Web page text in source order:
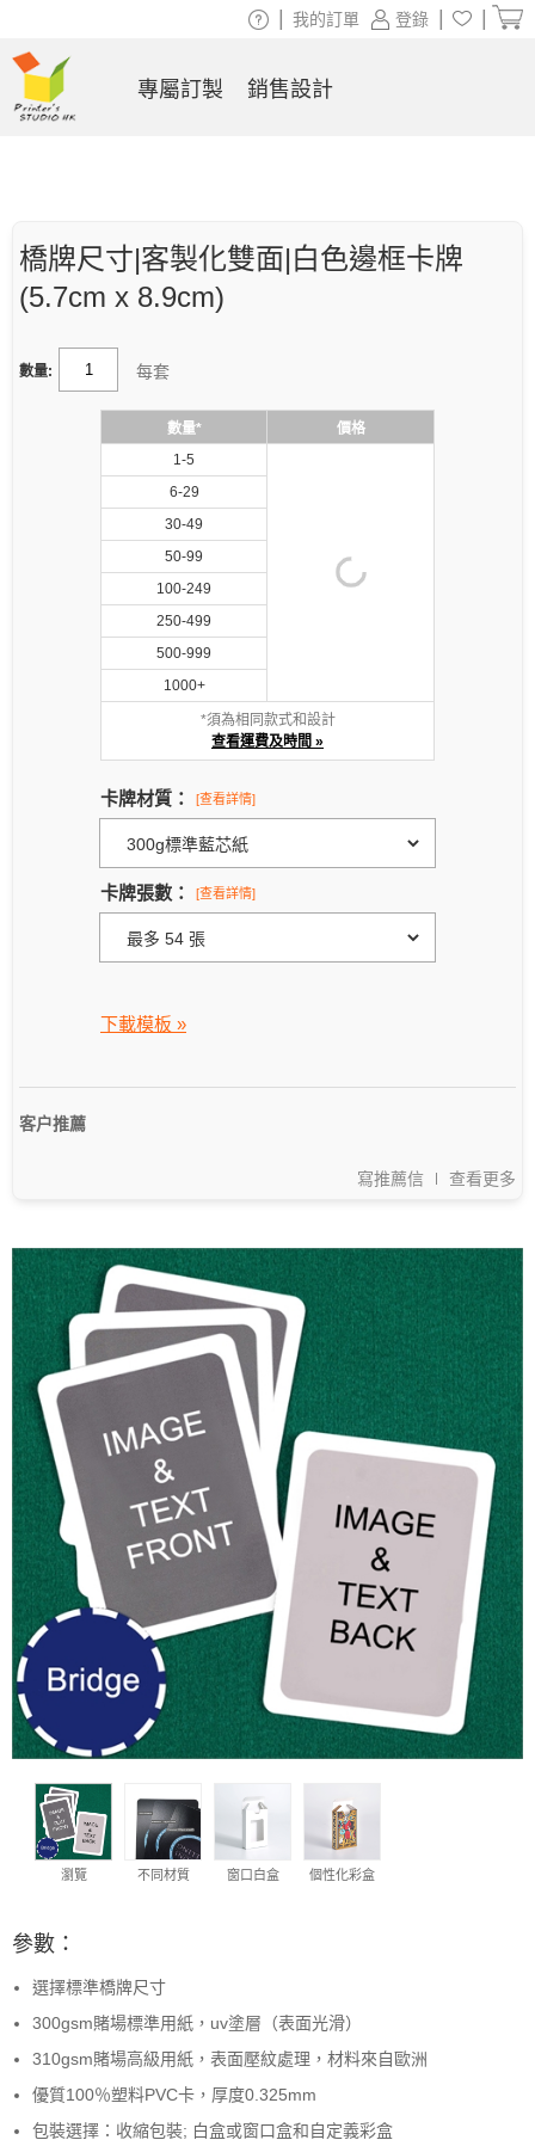
橋牌尺寸|客製化雙面|白色邊框卡牌
(5.7cm x 8.9cm)
數量: 每套
數量*
價格
1-5
6-29
30-49
50-99
100-249
250-499
500-999
1000+
*須為相同款式和設計
查看運費及時間 »
卡牌材質： [查看詳情]
卡牌張數： [查看詳情]
下載模板 »
客户推薦
寫推薦信 查看更多
瀏覽 不同材質 窗口白盒 個性化彩盒
參數：
選擇標準橋牌尺寸
300gsm賭場標準用紙，uv塗層（表面光滑）
310gsm賭場高級用紙，表面壓紋處理，材料來自歐洲
優質100％塑料PVC卡，厚度0.325mm
包裝選擇：收縮包裝; 白盒或窗口盒和自定義彩盒
登錄
我的訂單
專屬訂製 銷售設計